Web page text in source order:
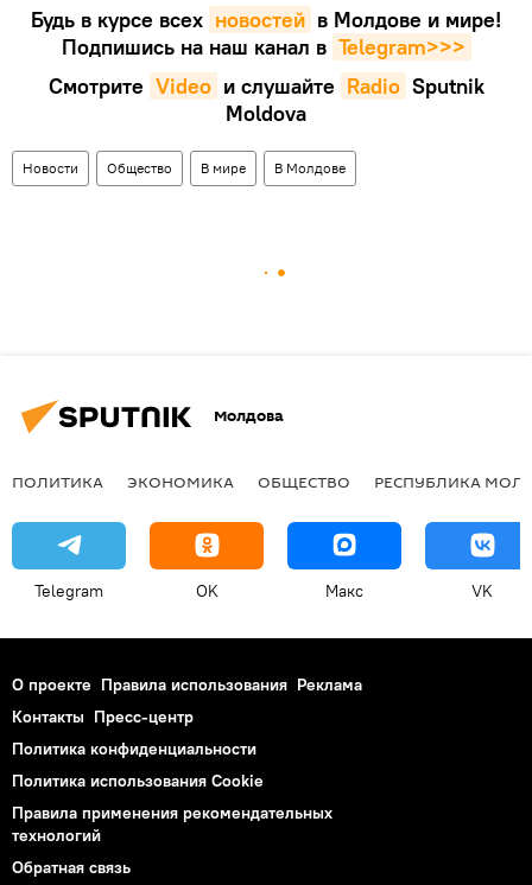
Будь в курсе всех новостей в Молдове и мире!
Подпишись на наш канал в Telegram>>>
Смотрите Video и слушайте Radio Sputnik
Moldova
Новости Общество В мире В Молдове
Молдова
ПОЛИТИКА ЭКОНОМИКА ОБЩЕСТВО РЕСПУБЛИКА
Telegram OK Макс VK
О проекте Правила использования Реклама
Контакты Пресс-центр
Политика конфиденциальности
Политика использования Cookie
Правила применения рекомендательных
технологий
Обратная связь